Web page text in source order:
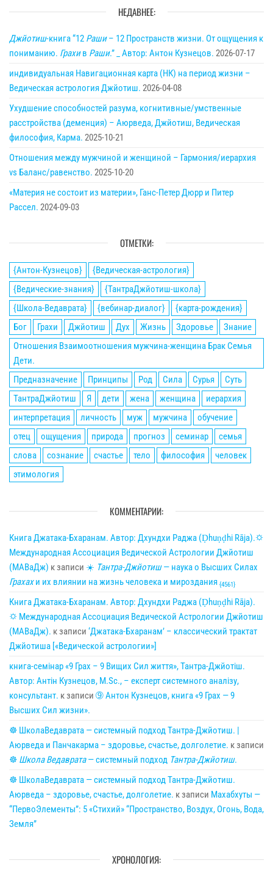
НЕДАВНЕЕ:
Джйотиш-книга “12 Раши– 12 Пространств жизни. От ощущения к
пониманию. Грахив Раши.” _ Автор: Антон Кузнецов. 2026-07-17
индивидуальная Навигационная карта (НК) на период жизни –
Ведическая астрология Джйотиш. 2026-04-08
Ухудшение способностей разума, когнитивные/умственные
расстройства (деменция) – Аюрведа, Джйотиш, Ведическая
философия, Карма. 2025-10-21
Отношения между мужчиной и женщиной – Гармония/иерархия
vs Баланс/равенство. 2025-10-20
«Материя не состоит из материи», Ганс-Петер Дюрр и Питер
Рассел. 2024-09-03
ОТМЕТКИ:
{Антон-Кузнецов}
{Ведическая-астрология}
{Ведические-знания}
{ТантраДжйотиш-школа}
{Школа-Ведаврата}
{вебинар-диалог}
{карта-рождения}
Бог
Грахи Джйотиш Дух Жизнь Здоровье
Знание
Отношения Взаимоотношения мужчина-женщина Брак Семья
Дети.
Предназначение
Принципы Род Сила Сурья
Суть
ТантраДжйотиш
Я дети жена женщина
иерархия
интерпретация
личность муж мужчина
обучение
отец
ощущения природа прогноз семинар
семья
слова
сознание счастье тело философия
человек
этимология
КОММЕНТАРИИ:
Книга Джатака-Бхаранам. Автор: Дхундхи Раджа (Ḍhuṇḍhi Rāja).🌣
Международная Ассоциация Ведической Астрологии Джйотиш
(МАВаДж) к записи ☀ Тантра-Джйотиш— наука о Высших Силах
Грахахи их влиянии на жизнь человека и мироздания {4561}
Книга Джатака-Бхаранам. Автор: Дхундхи Раджа (Ḍhuṇḍhi Rāja).
🌣 Международная Ассоциация Ведической Астрологии Джйотиш
(МАВаДж). к записи ‘Джатака-Бхаранам’ – классический трактат
Джйотиша [«Ведической астрологии»]
книга-семінар «9 Грах – 9 Вищих Сил життя», Тантра-Джйотіш.
Автор: Антін Кузнецов, M.Sc., – експерт системного аналізу,
консультант. к записи ➈ Антон Кузнецов, книга «9 Грах — 9
Высших Сил жизни».
☸ ШколаВедаврата — системный подход Тантра-Джйотиш. |
Аюрведа и Панчакарма – здоровье, счастье, долголетие. к записи
☸ Школа Ведаврата— системный подход Тантра-Джйотиш.
☸ ШколаВедаврата — системный подход Тантра-Джйотиш.
Аюрведа – здоровье, счастье, долголетие. к записи Махабхуты —
“ПервоЭлементы”: 5 «Стихий» “Пространство, Воздух, Огонь, Вода,
Земля”
ХРОНОЛОГИЯ: